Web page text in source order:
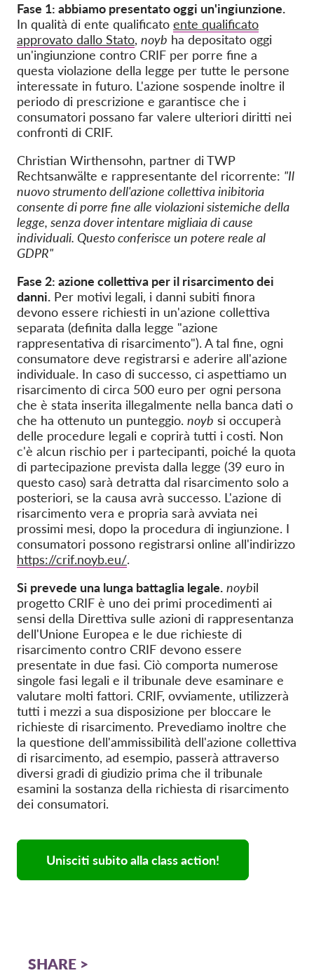
Fase 1: abbiamo presentato oggi un'ingiunzione.
In qualità di ente qualificato ente qualificato
approvato dallo Stato, noyb ha depositato oggi
un'ingiunzione contro CRIF per porre fine a
questa violazione della legge per tutte le persone
interessate in futuro. L'azione sospende inoltre il
periodo di prescrizione e garantisce che i
consumatori possano far valere ulteriori diritti nei
confronti di CRIF.
Christian Wirthensohn, partner di TWP
Rechtsanwälte e rappresentante del ricorrente: "Il
nuovo strumento dell'azione collettiva inibitoria
consente di porre fine alle violazioni sistemiche della
legge, senza dover intentare migliaia di cause
individuali. Questo conferisce un potere reale al
GDPR"
Fase 2: azione collettiva per il risarcimento dei
danni. Per motivi legali, i danni subiti finora
devono essere richiesti in un'azione collettiva
separata (definita dalla legge "azione
rappresentativa di risarcimento"). A tal fine, ogni
consumatore deve registrarsi e aderire all'azione
individuale. In caso di successo, ci aspettiamo un
risarcimento di circa 500 euro per ogni persona
che è stata inserita illegalmente nella banca dati o
che ha ottenuto un punteggio. noyb si occuperà
delle procedure legali e coprirà tutti i costi. Non
c'è alcun rischio per i partecipanti, poiché la quota
di partecipazione prevista dalla legge (39 euro in
questo caso) sarà detratta dal risarcimento solo a
posteriori, se la causa avrà successo. L'azione di
risarcimento vera e propria sarà avviata nei
prossimi mesi, dopo la procedura di ingiunzione. I
consumatori possono registrarsi online all'indirizzo
https://crif.noyb.eu/.
Si prevede una lunga battaglia legale. noybil
progetto CRIF è uno dei primi procedimenti ai
sensi della Direttiva sulle azioni di rappresentanza
dell'Unione Europea e le due richieste di
risarcimento contro CRIF devono essere
presentate in due fasi. Ciò comporta numerose
singole fasi legali e il tribunale deve esaminare e
valutare molti fattori. CRIF, ovviamente, utilizzerà
tutti i mezzi a sua disposizione per bloccare le
richieste di risarcimento. Prevediamo inoltre che
la questione dell'ammissibilità dell'azione collettiva
di risarcimento, ad esempio, passerà attraverso
diversi gradi di giudizio prima che il tribunale
esamini la sostanza della richiesta di risarcimento
dei consumatori.
Unisciti subito alla class action!
SHARE